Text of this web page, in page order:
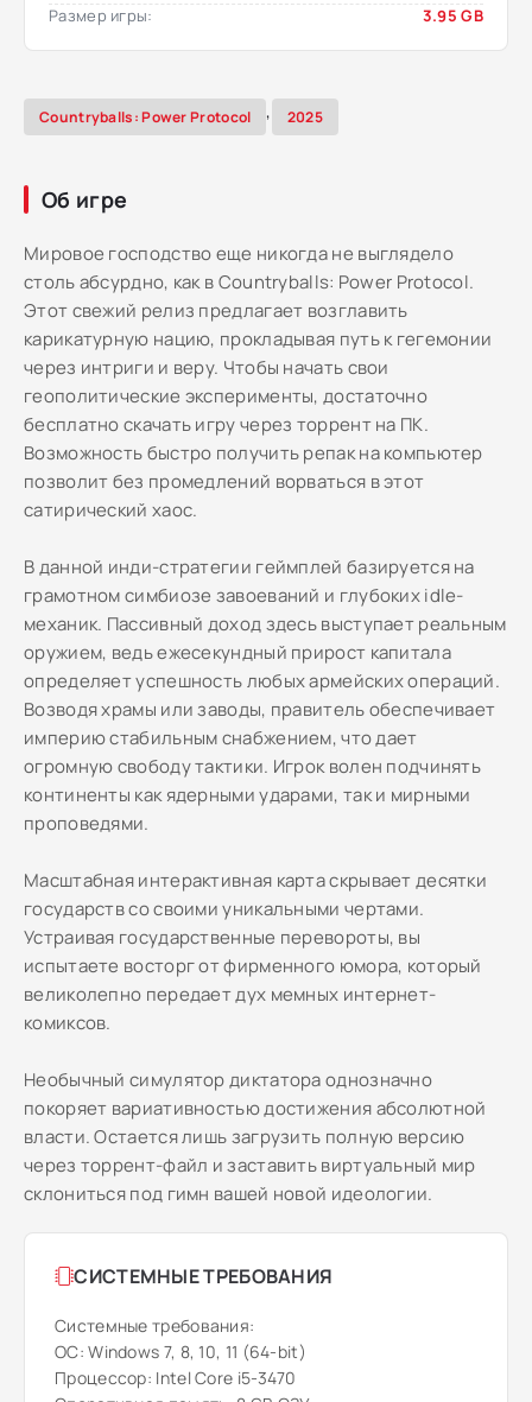
Размер игры:
3.95 GB
Countryballs: Power Protocol , 2025
Об игре
Мировое господство еще никогда не выглядело
столь абсурдно, как в Countryballs: Power Protocol.
Этот свежий релиз предлагает возглавить
карикатурную нацию, прокладывая путь к гегемонии
через интриги и веру. Чтобы начать свои
геополитические эксперименты, достаточно
бесплатно скачать игру через торрент на ПК.
Возможность быстро получить репак на компьютер
позволит без промедлений ворваться в этот
сатирический хаос.
В данной инди-стратегии геймплей базируется на
грамотном симбиозе завоеваний и глубоких idle-
механик. Пассивный доход здесь выступает реальным
оружием, ведь ежесекундный прирост капитала
определяет успешность любых армейских операций.
Возводя храмы или заводы, правитель обеспечивает
империю стабильным снабжением, что дает
огромную свободу тактики. Игрок волен подчинять
континенты как ядерными ударами, так и мирными
проповедями.
Масштабная интерактивная карта скрывает десятки
государств со своими уникальными чертами.
Устраивая государственные перевороты, вы
испытаете восторг от фирменного юмора, который
великолепно передает дух мемных интернет-
комиксов.
Необычный симулятор диктатора однозначно
покоряет вариативностью достижения абсолютной
власти. Остается лишь загрузить полную версию
через торрент-файл и заставить виртуальный мир
склониться под гимн вашей новой идеологии.
СИСТЕМНЫЕ ТРЕБОВАНИЯ
Системные требования:
ОС: Windows 7, 8, 10, 11 (64-bit)
Процессор: Intel Core i5-3470